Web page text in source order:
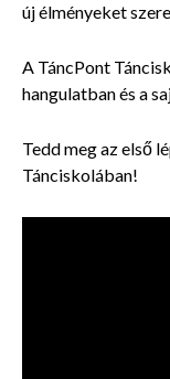
új élményeket
A TáncPont
hangulatban és a
Tedd meg az első
Tánciskolában!